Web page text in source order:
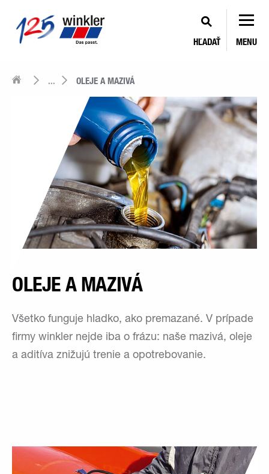
HĽADAŤ MENU
... OLEJE A MAZIVÁ
OLEJE A MAZIVÁ
Všetko funguje hladko, ako premazané. V prípade
firmy winkler nejde iba o frázu: naše mazivá, oleje
a aditíva znižujú trenie a opotrebovanie.